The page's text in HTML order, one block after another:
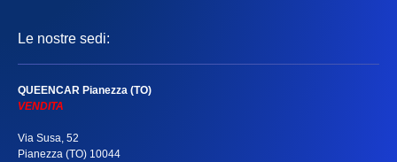
Le nostre sedi:
QUEENCAR Pianezza (TO)
VENDITA
Via Susa, 52
Pianezza (TO) 10044